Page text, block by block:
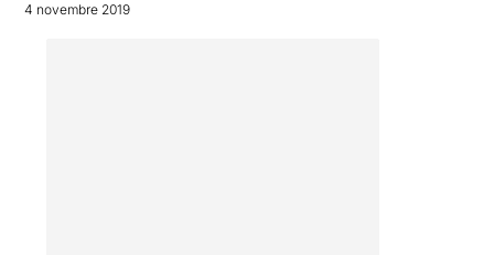
4 novembre 2019